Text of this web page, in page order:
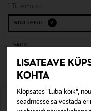
LISATEAVE
KOHTA
Klõpsates "Luba kõik",
seadmesse salvestada
1 Tulemust
SORTEERI 2
VÄRV
Rahakotid ja
1 Tulemust